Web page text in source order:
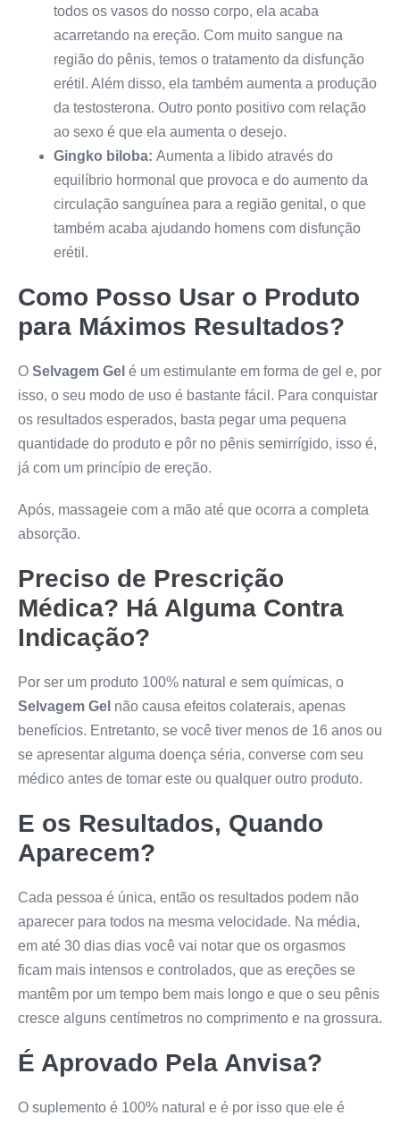
todos os vasos do nosso corpo, ela acaba
acarretando na ereção. Com muito sangue na
região do pênis, temos o tratamento da disfunção
erétil. Além disso, ela também aumenta a produção
da testosterona. Outro ponto positivo com relação
ao sexo é que ela aumenta o desejo.
Gingko biloba: Aumenta a libido através do
equilíbrio hormonal que provoca e do aumento da
circulação sanguínea para a região genital, o que
também acaba ajudando homens com disfunção
erétil.
Como Posso Usar o Produto
para Máximos Resultados?
O Selvagem Gel é um estimulante em forma de gel e, por
isso, o seu modo de uso é bastante fácil. Para conquistar
os resultados esperados, basta pegar uma pequena
quantidade do produto e pôr no pênis semirrígido, isso é,
já com um princípio de ereção.
Após, massageie com a mão até que ocorra a completa
absorção.
Preciso de Prescrição
Médica? Há Alguma Contra
Indicação?
Por ser um produto 100% natural e sem químicas, o
Selvagem Gel não causa efeitos colaterais, apenas
benefícios. Entretanto, se você tiver menos de 16 anos ou
se apresentar alguma doença séria, converse com seu
médico antes de tomar este ou qualquer outro produto.
E os Resultados, Quando
Aparecem?
Cada pessoa é única, então os resultados podem não
aparecer para todos na mesma velocidade. Na média,
em até 30 dias dias você vai notar que os orgasmos
ficam mais intensos e controlados, que as ereções se
mantêm por um tempo bem mais longo e que o seu pênis
cresce alguns centímetros no comprimento e na grossura.
É Aprovado Pela Anvisa?
O suplemento é 100% natural e é por isso que ele é